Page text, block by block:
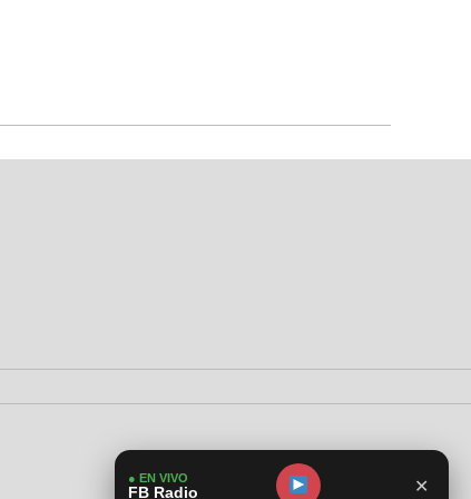
● EN VIVO
FB Radio ✕